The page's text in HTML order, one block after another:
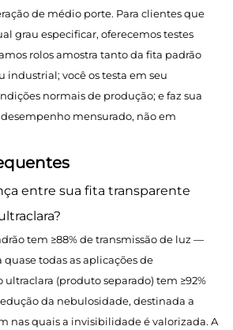
de médio porte. Para clientes que
grau especificar, oferecemos testes
rolos amostra tanto da fita padrão
industrial; você os testa em seu
normais de produção; e faz sua
mensurado, não em
entre sua fita transparente
tem ≥88% de transmissão de luz —
todas as aplicações de
ultraclara (produto separado) tem ≥92%
da nebulosidade, destinada a
nas quais a invisibilidade é valorizada. A